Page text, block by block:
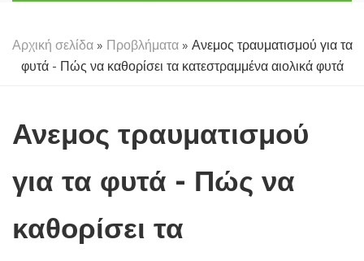
Αρχική σελίδα» Προβλήματα» Ανεμος τραυματισμού για τα
φυτά - Πώς να καθορίσει τα κατεστραμμένα αιολικά φυτά
Ανεμος τραυματισμού
για τα φυτά - Πώς να
καθορίσει τα